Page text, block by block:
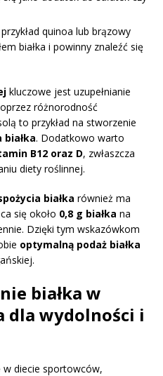
quinoa lub brązowy
białka i powinny znaleźć się
kluczowe jest uzupełnianie
różnorodność
to przykład na stworzenie
białka. Dodatkowo warto
B12 oraz D, zwłaszcza
diety roślinnej.
białka również ma
się około 0,8 g białka na
Dzięki tym wskazówkom
optymalną podaż białka
białka w
dla wydolności i
diecie sportowców,